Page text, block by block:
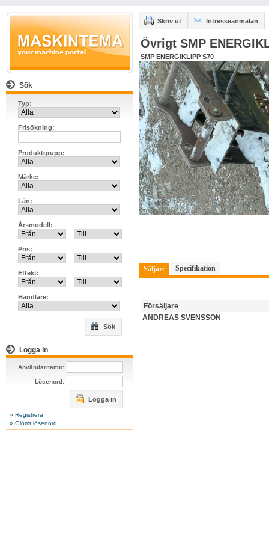
Sök
Typ:
Frisökning:
Produktgrupp:
Märke:
Län:
Årsmodell:
Pris:
Effekt:
Handlare:
Sök
Logga in
Användarnamn:
Lösenord:
Logga in
» Registrera
» Glömt lösenord
Skriv ut Intresseanmälan
Övrigt SMP
SMP ENERGIKLIPP S70
Säljare Specifikation
Försäljare
ANDREAS SVENSSON